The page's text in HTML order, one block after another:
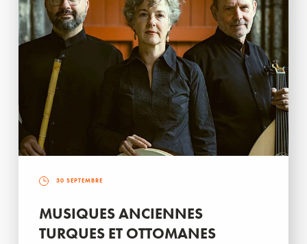
30 SEPTEMBRE
MUSIQUES ANCIENNES
TURQUES ET OTTOMANES